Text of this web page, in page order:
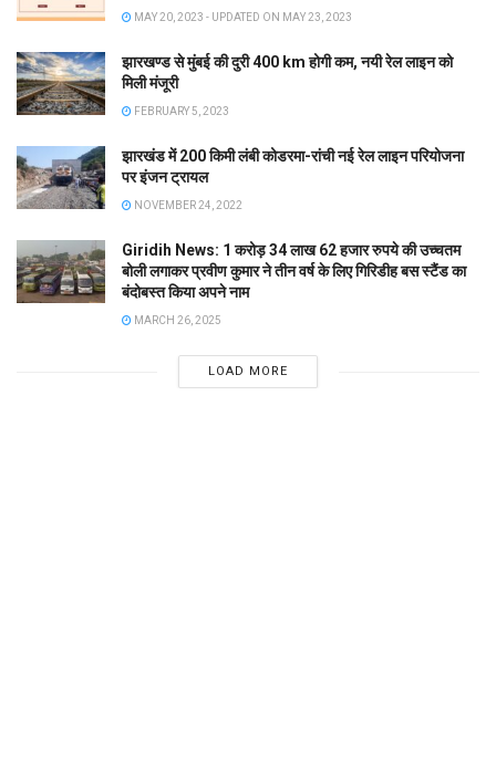
MAY 20, 2023 - UPDATED ON MAY 23, 2023
झारखण्ड से मुंबई की दुरी 400 km होगी कम, नयी रेल लाइन को
मिली मंजूरी
FEBRUARY 5, 2023
झारखंड में 200 किमी लंबी कोडरमा-रांची नई रेल लाइन परियोजना
पर इंजन ट्रायल
NOVEMBER 24, 2022
Giridih News: 1 करोड़ 34 लाख 62 हजार रुपये की उच्चतम
बोली लगाकर प्रवीण कुमार ने तीन वर्ष के लिए गिरिडीह बस स्टैंड का
बंदोबस्त किया अपने नाम
MARCH 26, 2025
LOAD MORE